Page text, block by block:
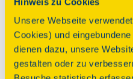
Unsere Webseite
Cookies) und
dienen dazu, unsere
gestalten oder zu
Jahrhunderte profan als
Zweijochiger Saal mit
Im Innern
Konsolsteinen und
13.-15. Jhs., im Westen